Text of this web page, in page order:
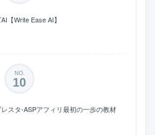
【Write Ease AI】
NO.
10
レスタ-ASPアフィリ最初の一歩の教材